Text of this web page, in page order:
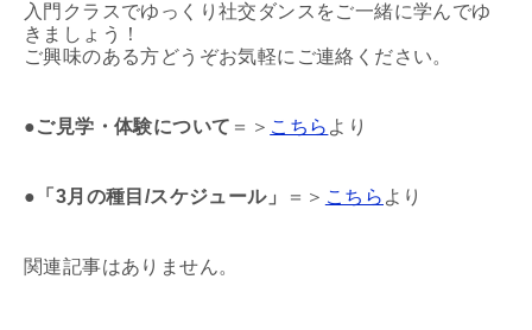
入門クラスでゆっくり社交ダンスをご一緒に学んでゆ
きましょう！
ご興味のある方どうぞお気軽にご連絡ください。
●ご見学・体験について ＝＞ こちら より
●「3月の種目/スケジュール」 ＝＞ こちら より
関連記事はありません。